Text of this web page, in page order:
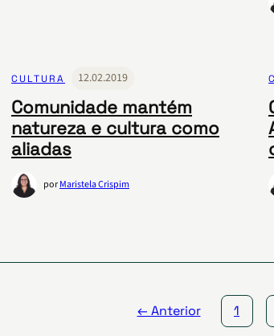
CULTURA 12.02.2019
Comunidade mantém
natureza e cultura como
aliadas
porMaristela Crispim
← Anterior 1